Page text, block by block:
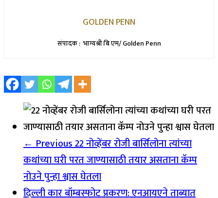
GOLDEN PENN
संपादक : भाग्यश्री बि एम/ Golden Penn
← Previous22 नोव्हेंबर रोजी बार्सिलोना त्यांच्या
कथांच्या घरी परत जाण्यासाठी तयार असताना कॅम्प
नोउने पुन्हा श्वास घेतला
दिल्ली कार बॉम्बस्फोट प्रकरण: एनआयएने ताब्यात